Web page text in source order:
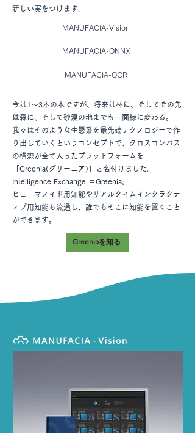
新しい実をつけます。
MANUFACIA-Vision
MANUFACIA-ONNX
MANUFACIA-OCR
今は1〜3本の木ですが、将来は林に、そしてその先
は森に、そして砂漠の地までも一面緑に変わる。
我々はそのような生態系を最先端テクノロジーで作
り出していくというコンセプトで、クロスコンパス
の構想が全て入ったプラットフォームを
「Greenia(グリーニア)」と名付けました。
Intelligence Exchange ＝Greenia。
ヒューマノイド用知能やリアルタイムインタラクテ
ィブ用知能も流通し、誰でもそこに知能を置くこと
ができます。
Greeniaを知る